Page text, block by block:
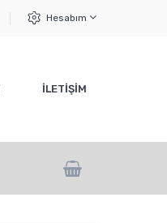
Hesabım
İLETİŞİM